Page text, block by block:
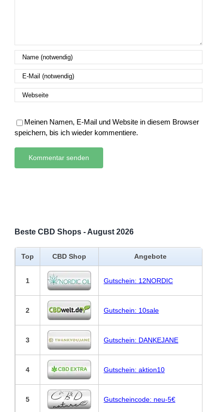
Meinen Namen, E-Mail und Website in diesem Browser
speichern, bis ich wieder kommentiere.
Beste CBD Shops - August 2026
Top CBD Shop Angebote
1 Gutschein: 12NORDIC
2 Gutschein: 10sale
3 Gutschein: DANKEJANE
4 Gutschein: aktion10
5 Gutscheincode: neu-5€